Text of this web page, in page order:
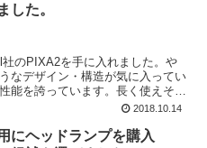
した。
のPIXA2を手に入れました。や
なデザイン・構造が気に入ってい
能を誇っています。長く使えそう
2018.10.14
にヘッドランプを購入